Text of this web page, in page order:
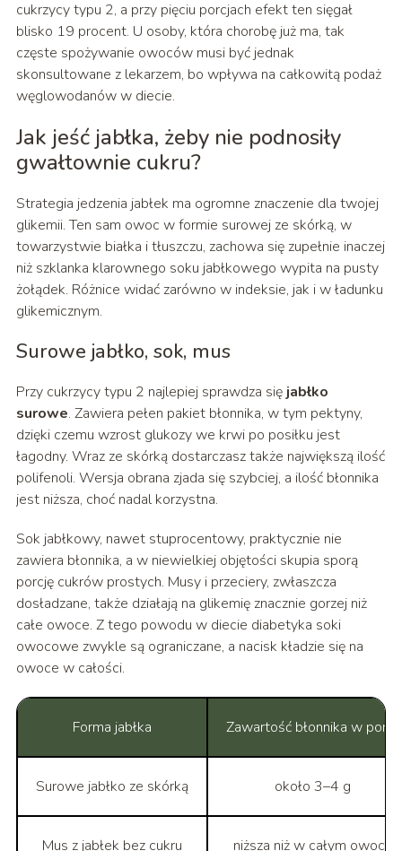
cukrzycy typu 2, a przy pięciu porcjach efekt ten sięgał
blisko 19 procent. U osoby, która chorobę już ma, tak
częste spożywanie owoców musi być jednak
skonsultowane z lekarzem, bo wpływa na całkowitą podaż
węglowodanów w diecie.
Jak jeść jabłka, żeby nie podnosiły
gwałtownie cukru?
Strategia jedzenia jabłek ma ogromne znaczenie dla twojej
glikemii. Ten sam owoc w formie surowej ze skórką, w
towarzystwie białka i tłuszczu, zachowa się zupełnie inaczej
niż szklanka klarownego soku jabłkowego wypita na pusty
żołądek. Różnice widać zarówno w indeksie, jak i w ładunku
glikemicznym.
Surowe jabłko, sok, mus
Przy cukrzycy typu 2 najlepiej sprawdza się jabłko
surowe. Zawiera pełen pakiet błonnika, w tym pektyny,
dzięki czemu wzrost glukozy we krwi po posiłku jest
łagodny. Wraz ze skórką dostarczasz także największą ilość
polifenoli. Wersja obrana zjada się szybciej, a ilość błonnika
jest niższa, choć nadal korzystna.
Sok jabłkowy, nawet stuprocentowy, praktycznie nie
zawiera błonnika, a w niewielkiej objętości skupia sporą
porcję cukrów prostych. Musy i przeciery, zwłaszcza
dosładzane, także działają na glikemię znacznie gorzej niż
całe owoce. Z tego powodu w diecie diabetyka soki
owocowe zwykle są ograniczane, a nacisk kładzie się na
owoce w całości.
Forma jabłka Zawartość błonnika w porcji
Surowe jabłko ze skórką około 3–4 g
Mus z jabłek bez cukru niższa niż w całym owocu